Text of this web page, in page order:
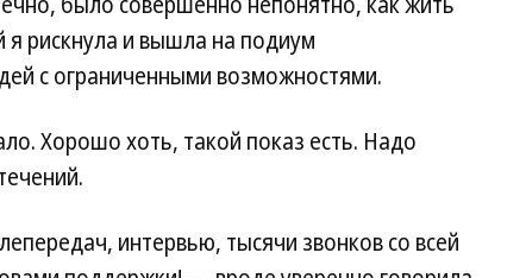
рискнула и вышла на подиум
с ограниченными возможностями.
Хорошо хоть, такой показ есть. Надо
интервью, тысячи звонков со всей